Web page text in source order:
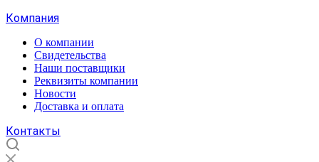
Компания
О компании
Свидетельства
Наши поставщики
Реквизиты компании
Новости
Доставка и оплата
Контакты